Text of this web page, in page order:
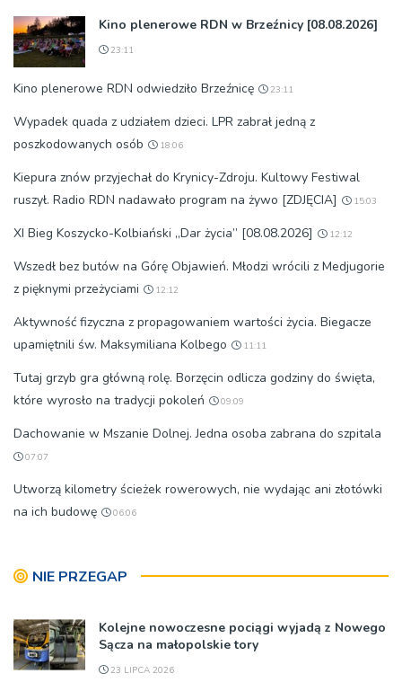
Kino plenerowe RDN w Brzeźnicy [08.08.2026]
23:11
Kino plenerowe RDN odwiedziło Brzeźnicę 23:11
Wypadek quada z udziałem dzieci. LPR zabrał jedną z
poszkodowanych osób
18:06
Kiepura znów przyjechał do Krynicy-Zdroju. Kultowy Festiwal
ruszył. Radio RDN nadawało program na żywo [ZDJĘCIA]
15:03
XI Bieg Koszycko-Kolbiański „Dar życia” [08.08.2026] 12:12
Wszedł bez butów na Górę Objawień. Młodzi wrócili z Medjugorie
z pięknymi przeżyciami
12:12
Aktywność fizyczna z propagowaniem wartości życia. Biegacze
upamiętnili św. Maksymiliana Kolbego
11:11
Tutaj grzyb gra główną rolę. Borzęcin odlicza godziny do święta,
które wyrosło na tradycji pokoleń
09:09
Dachowanie w Mszanie Dolnej. Jedna osoba zabrana do szpitala
07:07
Utworzą kilometry ścieżek rowerowych, nie wydając ani złotówki
na ich budowę
06:06
NIE PRZEGAP
Kolejne nowoczesne pociągi wyjadą z Nowego
Sącza na małopolskie tory
23 LIPCA 2026